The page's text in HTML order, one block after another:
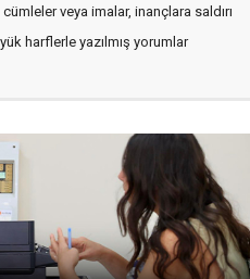
veya imalar, inançlara saldırı
harflerle yazılmış yorumlar